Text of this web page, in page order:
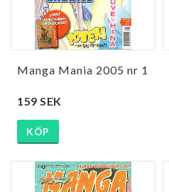
Manga Mania 2005 nr 1
159 SEK
KÖP